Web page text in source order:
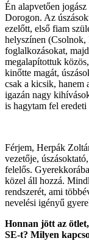
Én alapvetően
Dorogon. Az
ezelőtt, első fiam
helyszínen
foglalkozásokat,
megalapítottuk
kinőtte magát,
csak a kicsik,
igazán nagy
is hagytam fel
Férjem, Herpák
vezetője,
felelős.
közel áll hozzá.
rendszerét, ami
nevelési igényű
Honnan jött az ö
SE-t? Milyen